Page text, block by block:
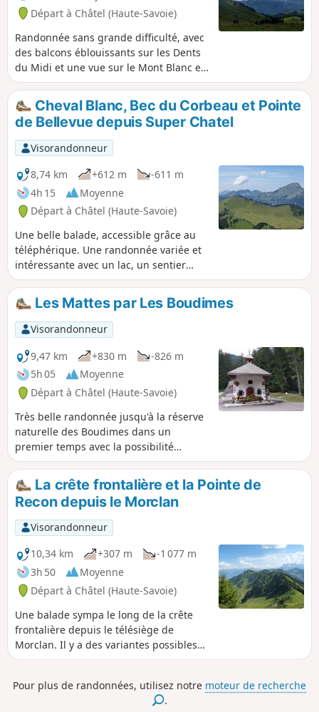
Départ à Châtel (Haute-Savoie)
Randonnée sans grande difficulté, avec
des balcons éblouissants sur les Dents
du Midi et une vue sur le Mont Blanc en
arrière-plan si le ciel est dégagé. À mi-
parcours, on domine le village Suisse de
Morgins. Le retour vers Super-Châtel
s'effectue par la Buvette du Corbeau,
puis le secteur de Cheval Blanc et enfin
le Lac de la Mouille.
Cheval Blanc, Bec du Corbeau et Pointe
de Bellevue depuis Super Chatel
Visorandonneur
8,74 km
+612 m
-611 m
4h 15
Moyenne
Départ à Châtel (Haute-Savoie)
Une belle balade, accessible grâce au
téléphérique. Une randonnée variée et
intéressante avec un lac, un sentier
tranquille à travers les arbres et deux
superbes points de vue.
Les Mattes par Les Boudimes
Visorandonneur
9,47 km
+830 m
-826 m
5h 05
Moyenne
Départ à Châtel (Haute-Savoie)
Très belle randonnée jusqu'à la réserve
naturelle des Boudimes dans un
premier temps avec la possibilité
d'apercevoir des chamois suivant la
saison, puis la montée jusqu'aux
alpages des Mattes avec le son des
cloches et les sifflets des marmottes. Les
forêts et alpages se succèdent pour
notre plus grand plaisir avec des vues
superbes sur les monts entourant les
villages de Châtel et de La Chapelle-
d'Abondance, puis en passant au pied
du Mont de Grange (2432m) et ses
barres rocheuses. Vous êtes sur une
zone protégée ! voir la réglementation
dans les informations pratiques.
La crête frontalière et la Pointe de
Recon depuis le Morclan
Visorandonneur
10,34 km
+307 m
-1 077 m
3h 50
Moyenne
Départ à Châtel (Haute-Savoie)
Une balade sympa le long de la crête
frontalière depuis le télésiège de
Morclan. Il y a des variantes possibles
(décrites) pour avoir plus de dénivelé.
sur les montagnes de la région de
Châtel et sur la Suisse, notamment sur
Pour plus de randonnées, utilisez notre moteur de recherche
.